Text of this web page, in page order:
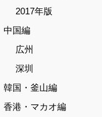
2017年版
中国編
広州
深圳
韓国・釜山編
香港・マカオ編